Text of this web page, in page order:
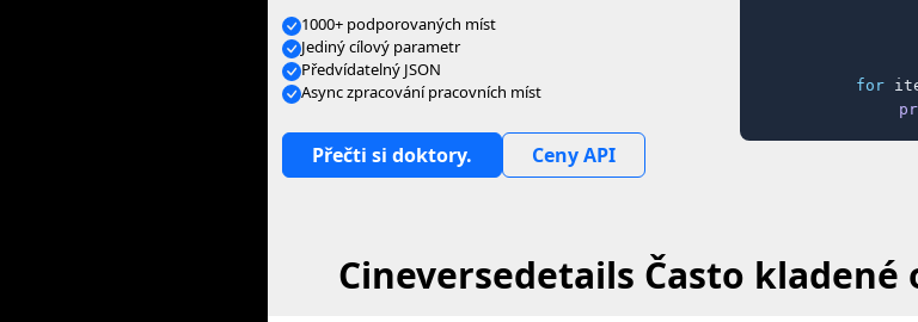
1000+ podporovaných míst
Jediný cílový parametr
Předvídatelný JSON
Async zpracování pracovních míst
Přečti si doktory. Ceny API
for
Cineversedetails Často